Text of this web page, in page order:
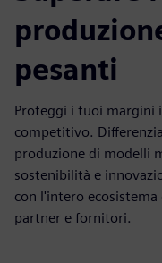
pesanti
Proteggi i tuoi margini
competitivo.
produzione di modelli
sostenibilità e
con l'intero
partner e fornitori.